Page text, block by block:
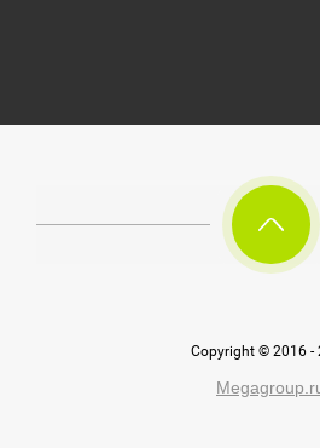
Copyright © 2016 -